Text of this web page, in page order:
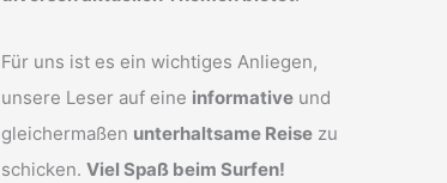
Für uns ist es ein wichtiges Anliegen,
unsere Leser auf eine informative und
gleichermaßen unterhaltsame Reise zu
schicken. Viel Spaß beim Surfen!